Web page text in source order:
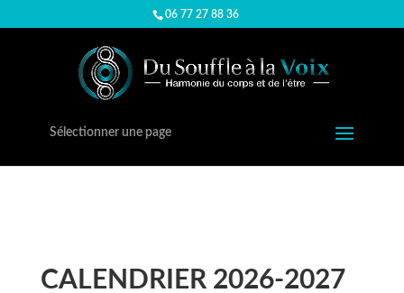
06 77 27 88 36
Sélectionner une page
CALENDRIER 2026-2027